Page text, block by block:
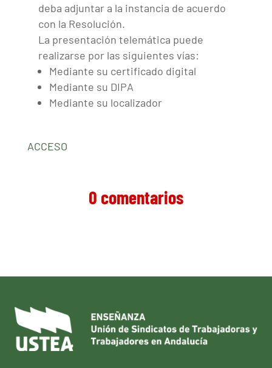
deba adjuntar a la instancia de acuerdo
con la Resolución.
La presentación telemática puede
realizarse por las siguientes vías:
Mediante su certificado digital
Mediante su DIPA
Mediante su localizador
ACCESO
0 comentarios